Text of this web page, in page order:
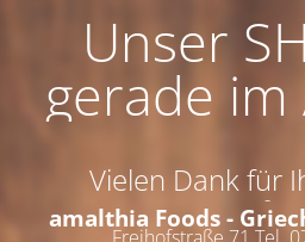
Unser
gerade im
Vielen Dank für
-
amalthia Foods -